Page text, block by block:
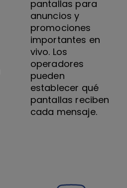
pantallas para
anuncios y
promociones
importantes en
vivo. Los
operadores
pueden
establecer qué
pantallas reciben
cada mensaje.